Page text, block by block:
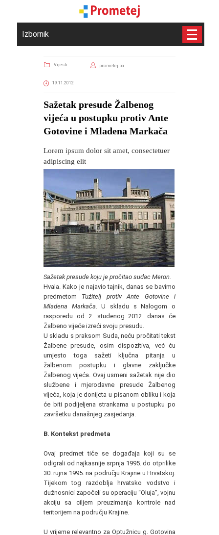
Izbornik
Vijesti prometej.ba
19.11.2012
Sažetak presude Žalbenog
vijeća u postupku protiv Ante
Gotovine i Mladena Markača
Lorem ipsum dolor sit amet, consectetuer
adipiscing elit
Sažetak presude koju je pročitao sudac Meron.
Hvala. Kako je najavio tajnik, danas se bavimo
predmetom Tužitelj protiv Ante Gotovine i
Mladena Markača. U skladu s Nalogom o
rasporedu od 2. studenog 2012. danas će
Žalbeno vijeće izreći svoju presudu.
U skladu s praksom Suda, neću pročitati tekst
Žalbene presude, osim dispozitiva, već ću
umjesto toga sažeti ključna pitanja u
žalbenom postupku i glavne zaključke
Žalbenog vijeća. Ovaj usmeni sažetak nije dio
službene i mjerodavne presude Žalbenog
vijeća, koja je donijeta u pisanom obliku i koja
će biti podijeljena strankama u postupku po
završetku današnjeg zasjedanja.
B. Kontekst predmeta
Ovaj predmet tiče se događaja koji su se
odigrali od najkasnije srpnja 1995. do otprilike
30. rujna 1995. na području Krajine u Hrvatskoj.
Tijekom tog razdoblja hrvatsko vodstvo i
dužnosnici započeli su operaciju “Oluja”, vojnu
akciju sa ciljem preuzimanja kontrole nad
teritorijem na području Krajine.
U vrijeme relevantno za Optužnicu g. Gotovina